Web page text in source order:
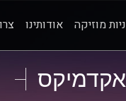
מוזיקה אודותינו
אקדמיקס